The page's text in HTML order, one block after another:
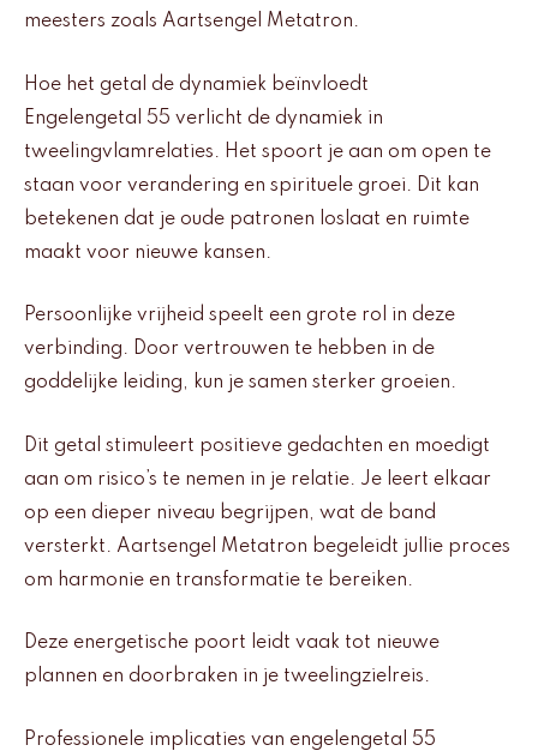
meesters zoals Aartsengel Metatron.
Hoe het getal de dynamiek beïnvloedt
Engelengetal 55 verlicht de dynamiek in
tweelingvlamrelaties. Het spoort je aan om open te
staan voor verandering en spirituele groei. Dit kan
betekenen dat je oude patronen loslaat en ruimte
maakt voor nieuwe kansen.
Persoonlijke vrijheid speelt een grote rol in deze
verbinding. Door vertrouwen te hebben in de
goddelijke leiding, kun je samen sterker groeien.
Dit getal stimuleert positieve gedachten en moedigt
aan om risico’s te nemen in je relatie. Je leert elkaar
op een dieper niveau begrijpen, wat de band
versterkt. Aartsengel Metatron begeleidt jullie proces
om harmonie en transformatie te bereiken.
Deze energetische poort leidt vaak tot nieuwe
plannen en doorbraken in je tweelingzielreis.
Professionele implicaties van engelengetal 55